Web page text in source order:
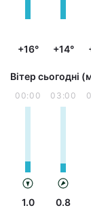
+16° +14°
Вітер сьогодні
00:00
1.0
03:00
0.8